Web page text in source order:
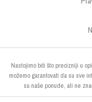
Nastojimo biti što precizniji u
možemo garantovati da su sve
su naše ponude, ali ne